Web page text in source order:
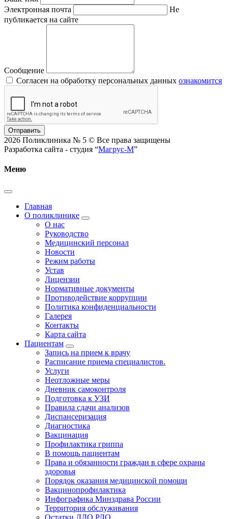
Электронная почта
Не
публикается на сайте
Сообщение
Согласен на обработку персональных данных ознакомится
Отправить
2026 Поликлиника № 5 © Все права защищены
Разработка сайта - студия “Магрус-М”
Меню
Главная
О поликлинике
О нас
Руководство
Медицинский персонал
Новости
Режим работы
Устав
Лицензии
Нормативные документы
Противодействие коррупции
Политика конфиденциальности
Галерея
Контакты
Карта сайта
Пациентам
Запись на прием к врачу
Расписание приема специалистов.
Услуги
Неотложные меры
Дневник самоконтроля
Подготовка к УЗИ
Правила сдачи анализов
Диспансеризация
Диагностика
Вакцинация
Профилактика гриппа
В помощь пациентам
Права и обязанности граждан в сфере охраны
здоровья
Порядок оказания медицинской помощи
Вакцинопрофилактика
Инфографика Минздрава России
Территория обслуживания